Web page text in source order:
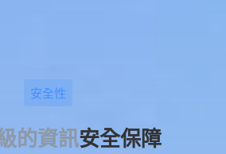
安全性
的資訊安全保障